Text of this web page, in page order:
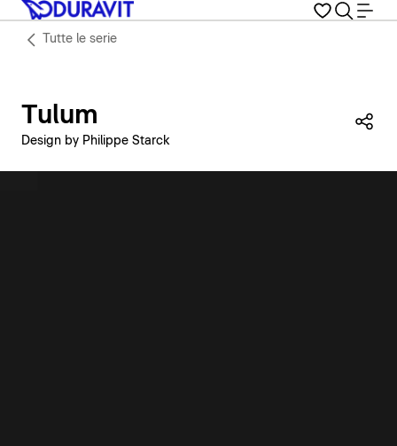
Tutte le serie
Tulum
Design by Philippe Starck